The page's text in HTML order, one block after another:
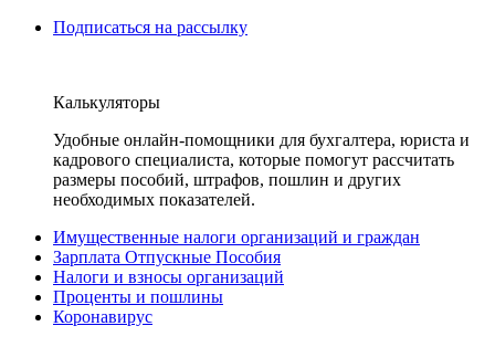
Подписаться на рассылку
Калькуляторы
Удобные онлайн-помощники для бухгалтера, юриста и
кадрового специалиста, которые помогут рассчитать
размеры пособий, штрафов, пошлин и других
необходимых показателей.
Имущественные налоги организаций и граждан
Зарплата Отпускные Пособия
Налоги и взносы организаций
Проценты и пошлины
Коронавирус